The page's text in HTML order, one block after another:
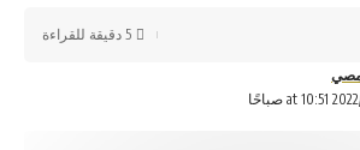
5 دقيقة للقراءة